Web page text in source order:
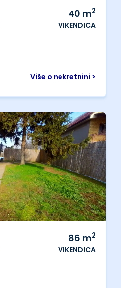
40 m2
VIKENDICA
Više o nekretnini >
86 m2
VIKENDICA